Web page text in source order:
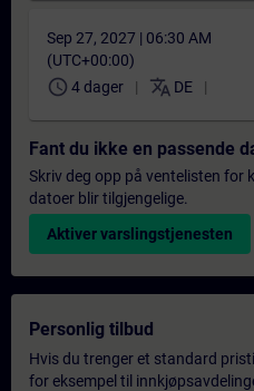
Sep 27, 2027 | 06:30 AM
(UTC+00:00)
schedule 4 dager translate DE
Fant du ikke en passende
Skriv deg opp på ventelisten for
datoer blir tilgjengelige.
Aktiver varslingstjenesten
Personlig tilbud
Hvis du trenger et standard
for eksempel til